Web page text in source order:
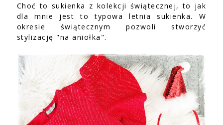
Choć to sukienka z kolekcji świątecznej, to jak
dla mnie jest to typowa letnia sukienka. W
okresie świątecznym pozwoli stworzyć
stylizację "na aniołka".